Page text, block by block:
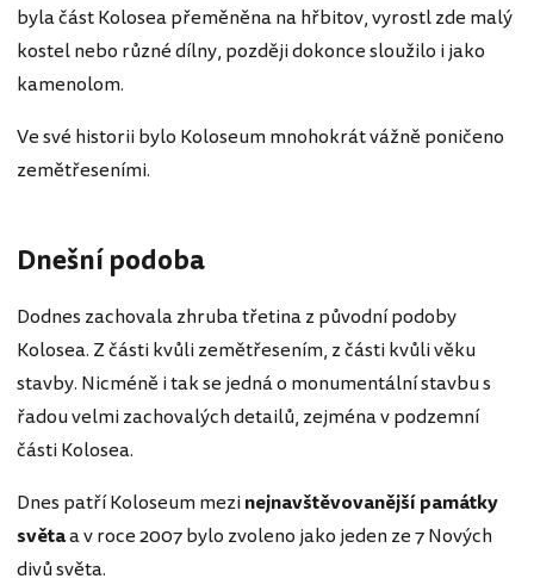
byla část Kolosea přeměněna na hřbitov, vyrostl zde malý
kostel nebo různé dílny, později dokonce sloužilo i jako
kamenolom.
Ve své historii bylo Koloseum mnohokrát vážně poničeno
zemětřeseními.
Dnešní podoba
Dodnes zachovala zhruba třetina z původní podoby
Kolosea. Z části kvůli zemětřesením, z části kvůli věku
stavby. Nicméně i tak se jedná o monumentální stavbu s
řadou velmi zachovalých detailů, zejména v podzemní
části Kolosea.
Dnes patří Koloseum mezinejnavštěvovanější památky
světaa v roce 2007 bylo zvoleno jako jeden ze 7 Nových
divů světa.